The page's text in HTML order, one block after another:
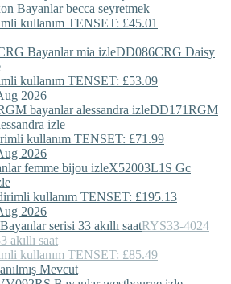
Bayanlar becca seyretmek
kullanım TENSET: £45.01
DD086CRG Daisy
kullanım TENSET: £53.09
2026
DD171RGM
izle
kullanım TENSET: £71.99
2026
X52003L1S Gc
kullanım TENSET: £195.13
2026
RYS33-4024
akıllı saat
kullanım TENSET: £85.49
Mevcut